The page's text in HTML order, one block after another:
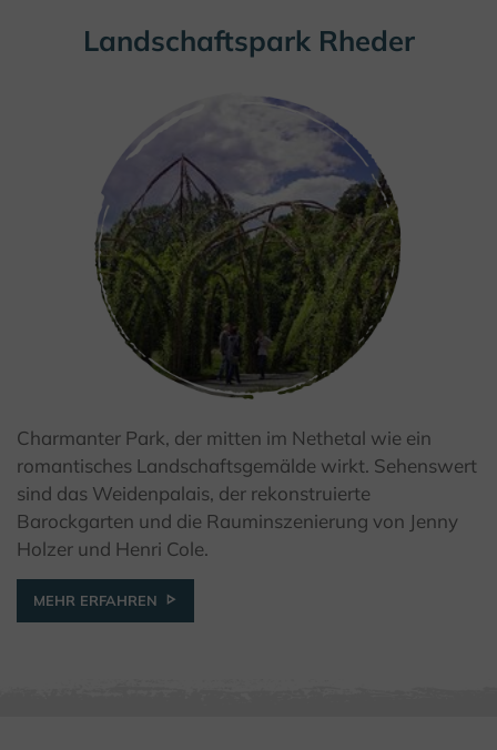
Landschaftspark Rheder
© Kulturland Kreis Höxter/ F. Grawe
Charmanter Park, der mitten im Nethetal wie ein
romantisches Landschaftsgemälde wirkt. Sehenswert
sind das Weidenpalais, der rekonstruierte
Barockgarten und die Rauminszenierung von Jenny
Holzer und Henri Cole.
MEHR ERFAHREN